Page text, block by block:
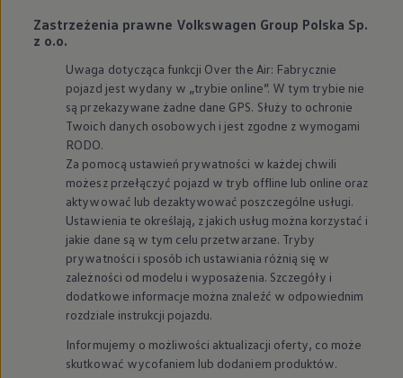
Zastrzeżenia prawne Volkswagen Group Polska Sp.
z o.o.
Uwaga dotycząca funkcji Over the Air: Fabrycznie
pojazd jest wydany w „trybie online”. W tym trybie nie
są przekazywane żadne dane GPS. Służy to ochronie
Twoich danych osobowych i jest zgodne z wymogami
RODO.
Za pomocą ustawień prywatności w każdej chwili
możesz przełączyć pojazd w tryb offline lub online oraz
aktywować lub dezaktywować poszczególne usługi.
Ustawienia te określają, z jakich usług można korzystać i
jakie dane są w tym celu przetwarzane. Tryby
prywatności i sposób ich ustawiania różnią się w
zależności od modelu i wyposażenia. Szczegóły i
dodatkowe informacje można znaleźć w odpowiednim
rozdziale instrukcji pojazdu.
Informujemy o możliwości aktualizacji oferty, co może
skutkować wycofaniem lub dodaniem produktów.